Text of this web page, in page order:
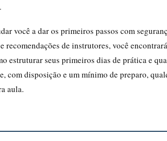
você a dar os primeiros passos com
recomendações de instrutores, você
estruturar seus primeiros dias de prática e
com disposição e um mínimo de preparo,
aula.